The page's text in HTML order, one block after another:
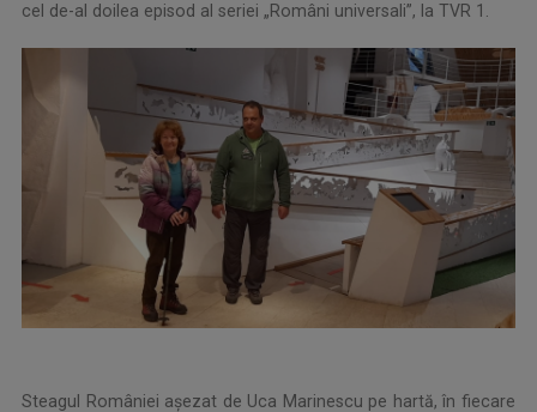
cel de-al doilea episod al seriei „Români universali”, la TVR 1.
Steagul României așezat de Uca Marinescu pe hartă, în fiecare